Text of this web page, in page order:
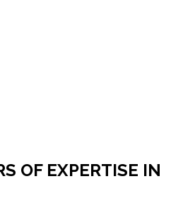
OF EXPERTISE IN